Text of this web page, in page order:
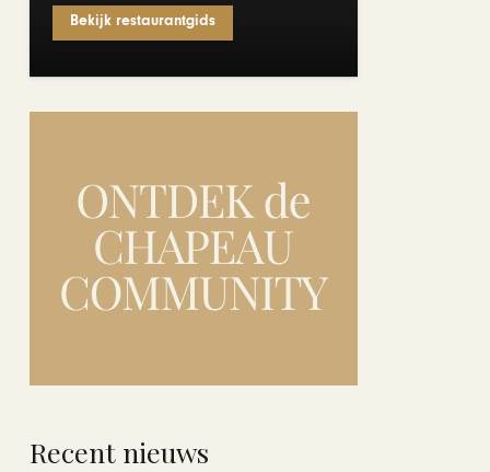
Bekijk restaurantgids
Recent nieuws